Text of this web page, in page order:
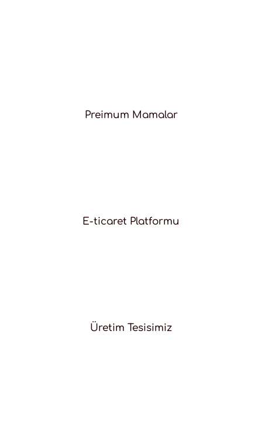
Preimum Mamalar
E-ticaret Platformu
Üretim Tesisimiz